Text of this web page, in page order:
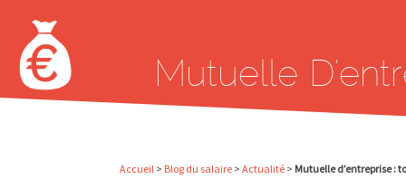
Mutuelle
Accueil > Blog du salaire > Actualité > Mutuelle d’entreprise :